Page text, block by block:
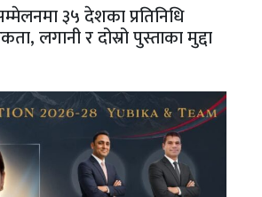
३५ देशका प्रतिनिधि
लगानी र दोस्रो पुस्ताका मुद्दा